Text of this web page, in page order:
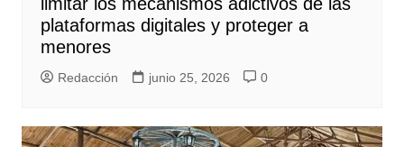
plataformas digitales y proteger a
menores
Redacción junio 25, 2026 0